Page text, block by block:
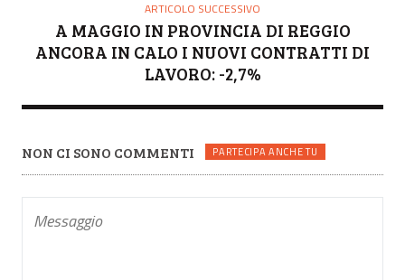
ARTICOLO SUCCESSIVO
A MAGGIO IN PROVINCIA DI REGGIO
ANCORA IN CALO I NUOVI CONTRATTI DI
LAVORO: -2,7%
NON CI SONO COMMENTI PARTECIPA ANCHE TU